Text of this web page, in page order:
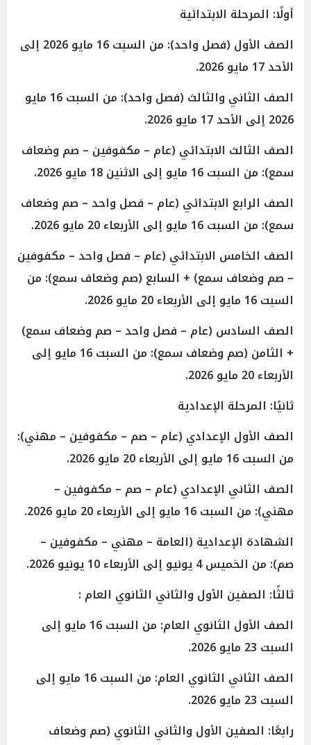
أولًا: المرحلة الابتدائية
الصف الأول (فصل واحد): من السبت 16 مايو 2026 إلى
الأحد 17 مايو 2026.
الصف الثاني والثالث (فصل واحد): من السبت 16 مايو
2026 إلى الأحد 17 مايو 2026.
الصف الثالث الابتدائي (عام – مكفوفين – صم وضعاف
سمع): من السبت 16 مايو إلى الاثنين 18 مايو 2026.
الصف الرابع الابتدائي (عام – فصل واحد – صم وضعاف
سمع): من السبت 16 مايو إلى الأربعاء 20 مايو 2026.
الصف الخامس الابتدائي (عام – فصل واحد – مكفوفين
– صم وضعاف سمع) + السابع (صم وضعاف سمع): من
السبت 16 مايو إلى الأربعاء 20 مايو 2026.
الصف السادس (عام – فصل واحد – صم وضعاف سمع)
+ الثامن (صم وضعاف سمع): من السبت 16 مايو إلى
الأربعاء 20 مايو 2026.
ثانيًا: المرحلة الإعدادية
الصف الأول الإعدادي (عام – صم – مكفوفين – مهني):
من السبت 16 مايو إلى الأربعاء 20 مايو 2026.
الصف الثاني الإعدادي (عام – صم – مكفوفين –
مهني): من السبت 16 مايو إلى الأربعاء 20 مايو 2026.
الشهادة الإعدادية (العامة – مهني – مكفوفين –
صم): من الخميس 4 يونيو إلى الأربعاء 10 يونيو 2026.
ثالثًا: الصفين الأول والثاني الثانوي العام :
الصف الأول الثانوي العام: من السبت 16 مايو إلى
السبت 23 مايو 2026.
الصف الثاني الثانوي العام: من السبت 16 مايو إلى
السبت 23 مايو 2026.
رابعًا: الصفين الأول والثاني الثانوي (صم وضعاف